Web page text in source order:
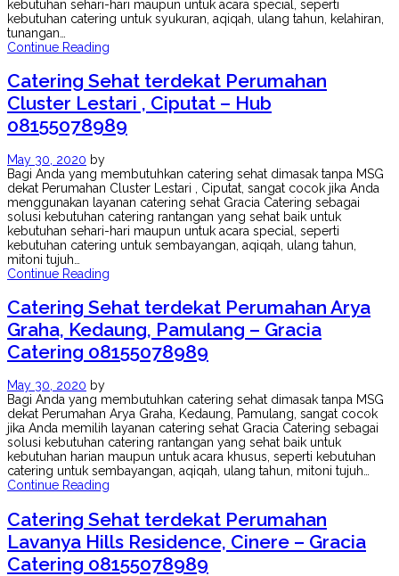
kebutuhan sehari-hari maupun untuk acara special, seperti
kebutuhan catering untuk syukuran, aqiqah, ulang tahun, kelahiran,
tunangan…
Continue Reading
Catering Sehat terdekat Perumahan
Cluster Lestari , Ciputat – Hub
08155078989
May 30, 2020 by
Bagi Anda yang membutuhkan catering sehat dimasak tanpa MSG
dekat Perumahan Cluster Lestari , Ciputat, sangat cocok jika Anda
menggunakan layanan catering sehat Gracia Catering sebagai
solusi kebutuhan catering rantangan yang sehat baik untuk
kebutuhan sehari-hari maupun untuk acara special, seperti
kebutuhan catering untuk sembayangan, aqiqah, ulang tahun,
mitoni tujuh…
Continue Reading
Catering Sehat terdekat Perumahan Arya
Graha, Kedaung, Pamulang – Gracia
Catering 08155078989
May 30, 2020 by
Bagi Anda yang membutuhkan catering sehat dimasak tanpa MSG
dekat Perumahan Arya Graha, Kedaung, Pamulang, sangat cocok
jika Anda memilih layanan catering sehat Gracia Catering sebagai
solusi kebutuhan catering rantangan yang sehat baik untuk
kebutuhan harian maupun untuk acara khusus, seperti kebutuhan
catering untuk sembayangan, aqiqah, ulang tahun, mitoni tujuh…
Continue Reading
Catering Sehat terdekat Perumahan
Lavanya Hills Residence, Cinere – Gracia
Catering 08155078989